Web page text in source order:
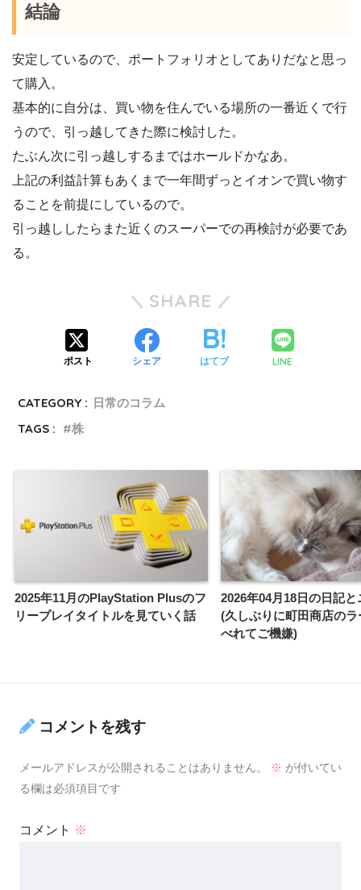
結論
安定しているので、ポートフォリオとしてありだなと思っ
て購入。
基本的に自分は、買い物を住んでいる場所の一番近くで行
うので、引っ越してきた際に検討した。
たぶん次に引っ越しするまではホールドかなあ。
上記の利益計算もあくまで一年間ずっとイオンで買い物す
ることを前提にしているので。
引っ越ししたらまた近くのスーパーでの再検討が必要であ
る。
SHARE
ポスト シェア はてブ LINE
CATEGORY : 日常のコラム
TAGS :
株
2025年11月のPlayStation Plusのフ
リープレイタイトルを見ていく話
2026年04月18日の日記と
(久しぶりに町田商店のラ
べれてご機嫌)
コメントを残す
メールアドレスが公開されることはありません。 ※ が付いてい
る欄は必須項目です
コメント ※